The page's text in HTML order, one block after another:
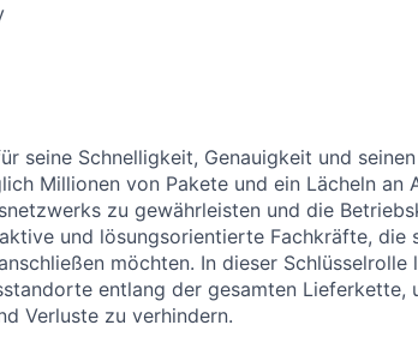
seine Schnelligkeit, Genauigkeit und
Millionen von Pakete und ein Lächeln an
zu gewährleisten und die
und lösungsorientierte Fachkräfte, die
möchten. In dieser Schlüsselrolle
entlang der gesamten Lieferkette,
Verluste zu verhindern.